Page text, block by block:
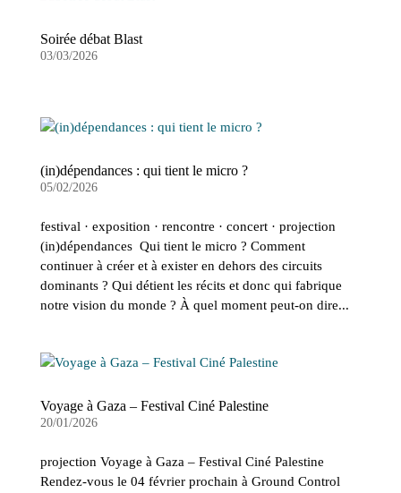
Soirée débat Blast
03/03/2026
(in)dépendances : qui tient le micro ?
05/02/2026
festival · exposition · rencontre · concert · projection
(in)dépendances Qui tient le micro ? Comment
continuer à créer et à exister en dehors des circuits
dominants ? Qui détient les récits et donc qui fabrique
notre vision du monde ? À quel moment peut-on dire...
Voyage à Gaza – Festival Ciné Palestine
20/01/2026
projection Voyage à Gaza – Festival Ciné Palestine
Rendez-vous le 04 février prochain à Ground Control